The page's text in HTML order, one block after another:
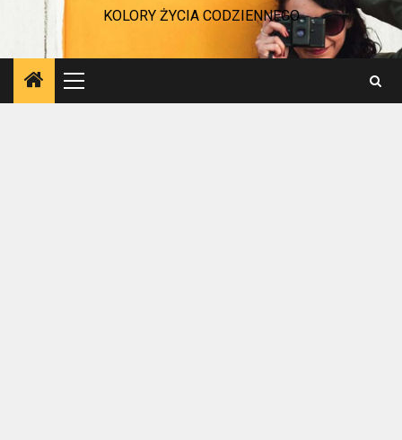
KOLORY ŻYCIA CODZIENNEGO
Menu
główne